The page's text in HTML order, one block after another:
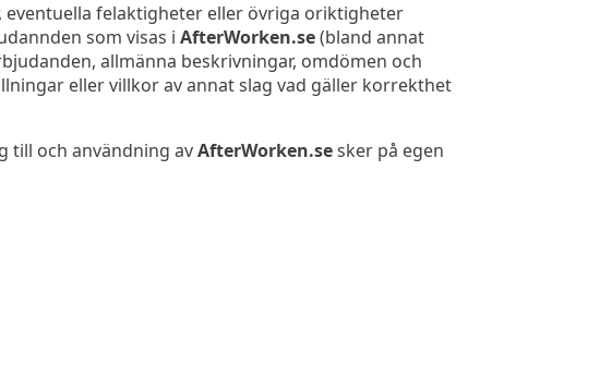
felaktigheter eller övriga oriktigheter
som visas iAfterWorken.se(bland annat
allmänna beskrivningar, omdömen och
eller villkor av annat slag vad gäller korrekthet
till och användning avAfterWorken.sesker på egen